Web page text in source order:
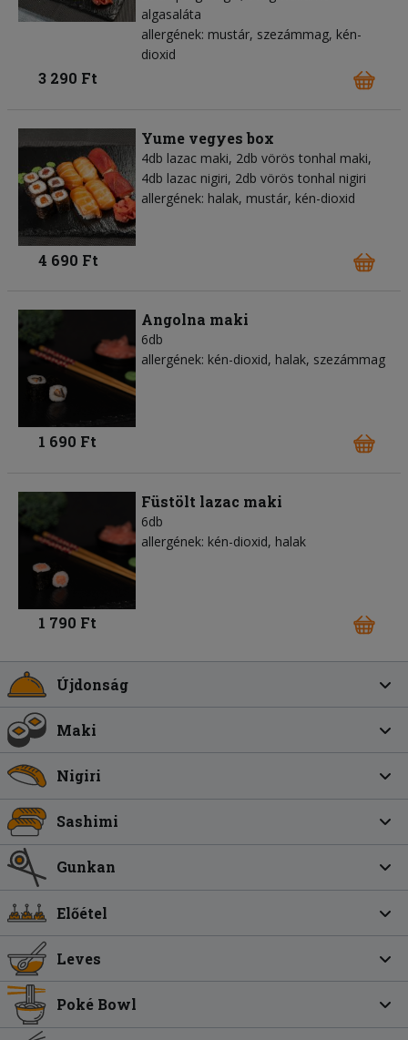
algasaláta
allergének: mustár, szezámmag, kén-
dioxid
3 290 Ft
Yume vegyes box
4db lazac maki, 2db vörös tonhal maki,
4db lazac nigiri, 2db vörös tonhal nigiri
allergének: halak, mustár, kén-dioxid
4 690 Ft
Angolna maki
6db
allergének: kén-dioxid, halak, szezámmag
1 690 Ft
Füstölt lazac maki
6db
allergének: kén-dioxid, halak
1 790 Ft
Újdonság
Maki
Nigiri
Sashimi
Gunkan
Előétel
Leves
Poké Bowl